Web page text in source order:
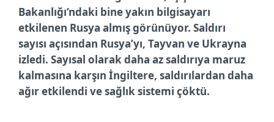
Bakanlığı‘ndaki bine yakın bilgisayarı
etkilenen Rusya almış görünüyor. Saldırı
sayısı açısından Rusya’yı, Tayvan ve Ukrayna
izledi. Sayısal olarak daha az saldırıya maruz
kalmasına karşın İngiltere, saldırılardan daha
ağır etkilendi ve sağlık sistemi çöktü.